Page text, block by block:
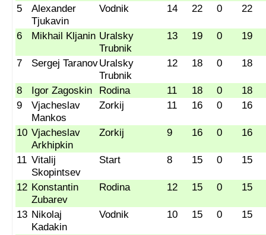
5
Alexander
Tjukavin
Vodnik 14 22 0 22
6 Mikhail Kljanin Uralsky
Trubnik
13 19 0 19
7 Sergej TaranovUralsky
Trubnik
12 18 0 18
8 Igor Zagoskin Rodina 11 18 0
18
9
Vjacheslav
Mankos
Zorkij 11 16 0 16
10 Vjacheslav
Arkhipkin
Zorkij 9 16 0 16
11 Vitalij
Skopintsev
Start 8 15 0 15
12 Konstantin
Zubarev
Rodina 12 15 0 15
13 Nikolaj
Kadakin
Vodnik 10 15 0 15